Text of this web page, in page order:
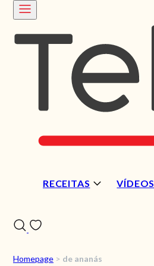
RECEITAS VÍDEOS
Homepage > de ananás